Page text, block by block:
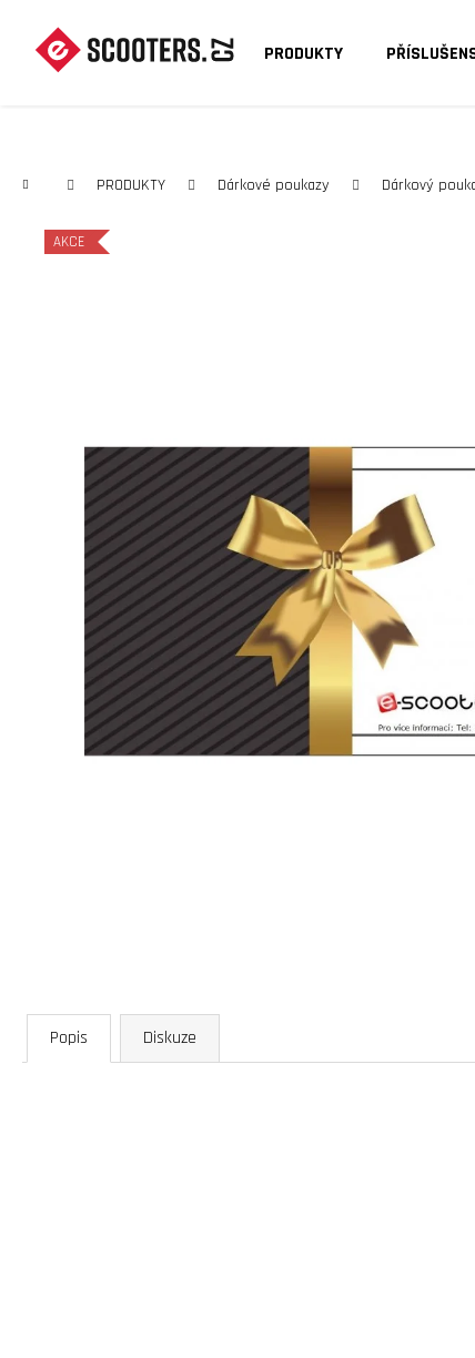
PRODUKTY
Domů PRODUKTY Dárkové poukazy Dárkový
AKCE
Popis Diskuze
Zpět
Zpět
elektrokoloběžka inokim ox super 23ah lg
43 990 Kč
Původně:47 990 Kč